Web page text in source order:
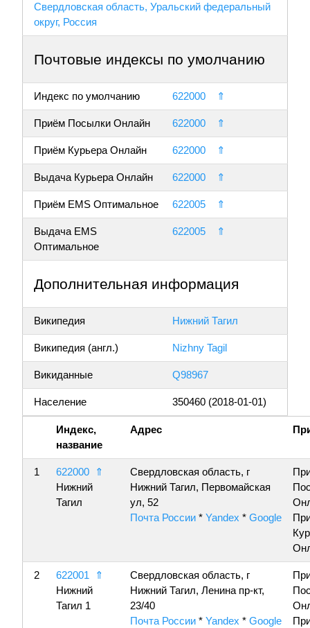
Свердловская область, Уральский федеральный
округ, Россия
Почтовые индексы по умолчанию
Индекс по умолчанию 622000 ⇑
Приём Посылки Онлайн 622000 ⇑
Приём Курьера Онлайн 622000 ⇑
Выдача Курьера Онлайн 622000 ⇑
Приём EMS Оптимальное 622005 ⇑
Выдача EMS
Оптимальное
622005 ⇑
Дополнительная информация
Википедия Нижний Тагил
Википедия (англ.) Nizhny Tagil
Викиданные Q98967
Население 350460 (2018-01-01)
Индекс,
название
Адрес
1 622000
⇑
Нижний
Тагил
Свердловская область, г
Нижний Тагил, Первомайская
ул, 52
Почта России * Yandex * Google
2 622001
⇑
Нижний
Тагил 1
Свердловская область, г
Нижний Тагил, Ленина пр-кт,
23/40
Почта России * Yandex * Google